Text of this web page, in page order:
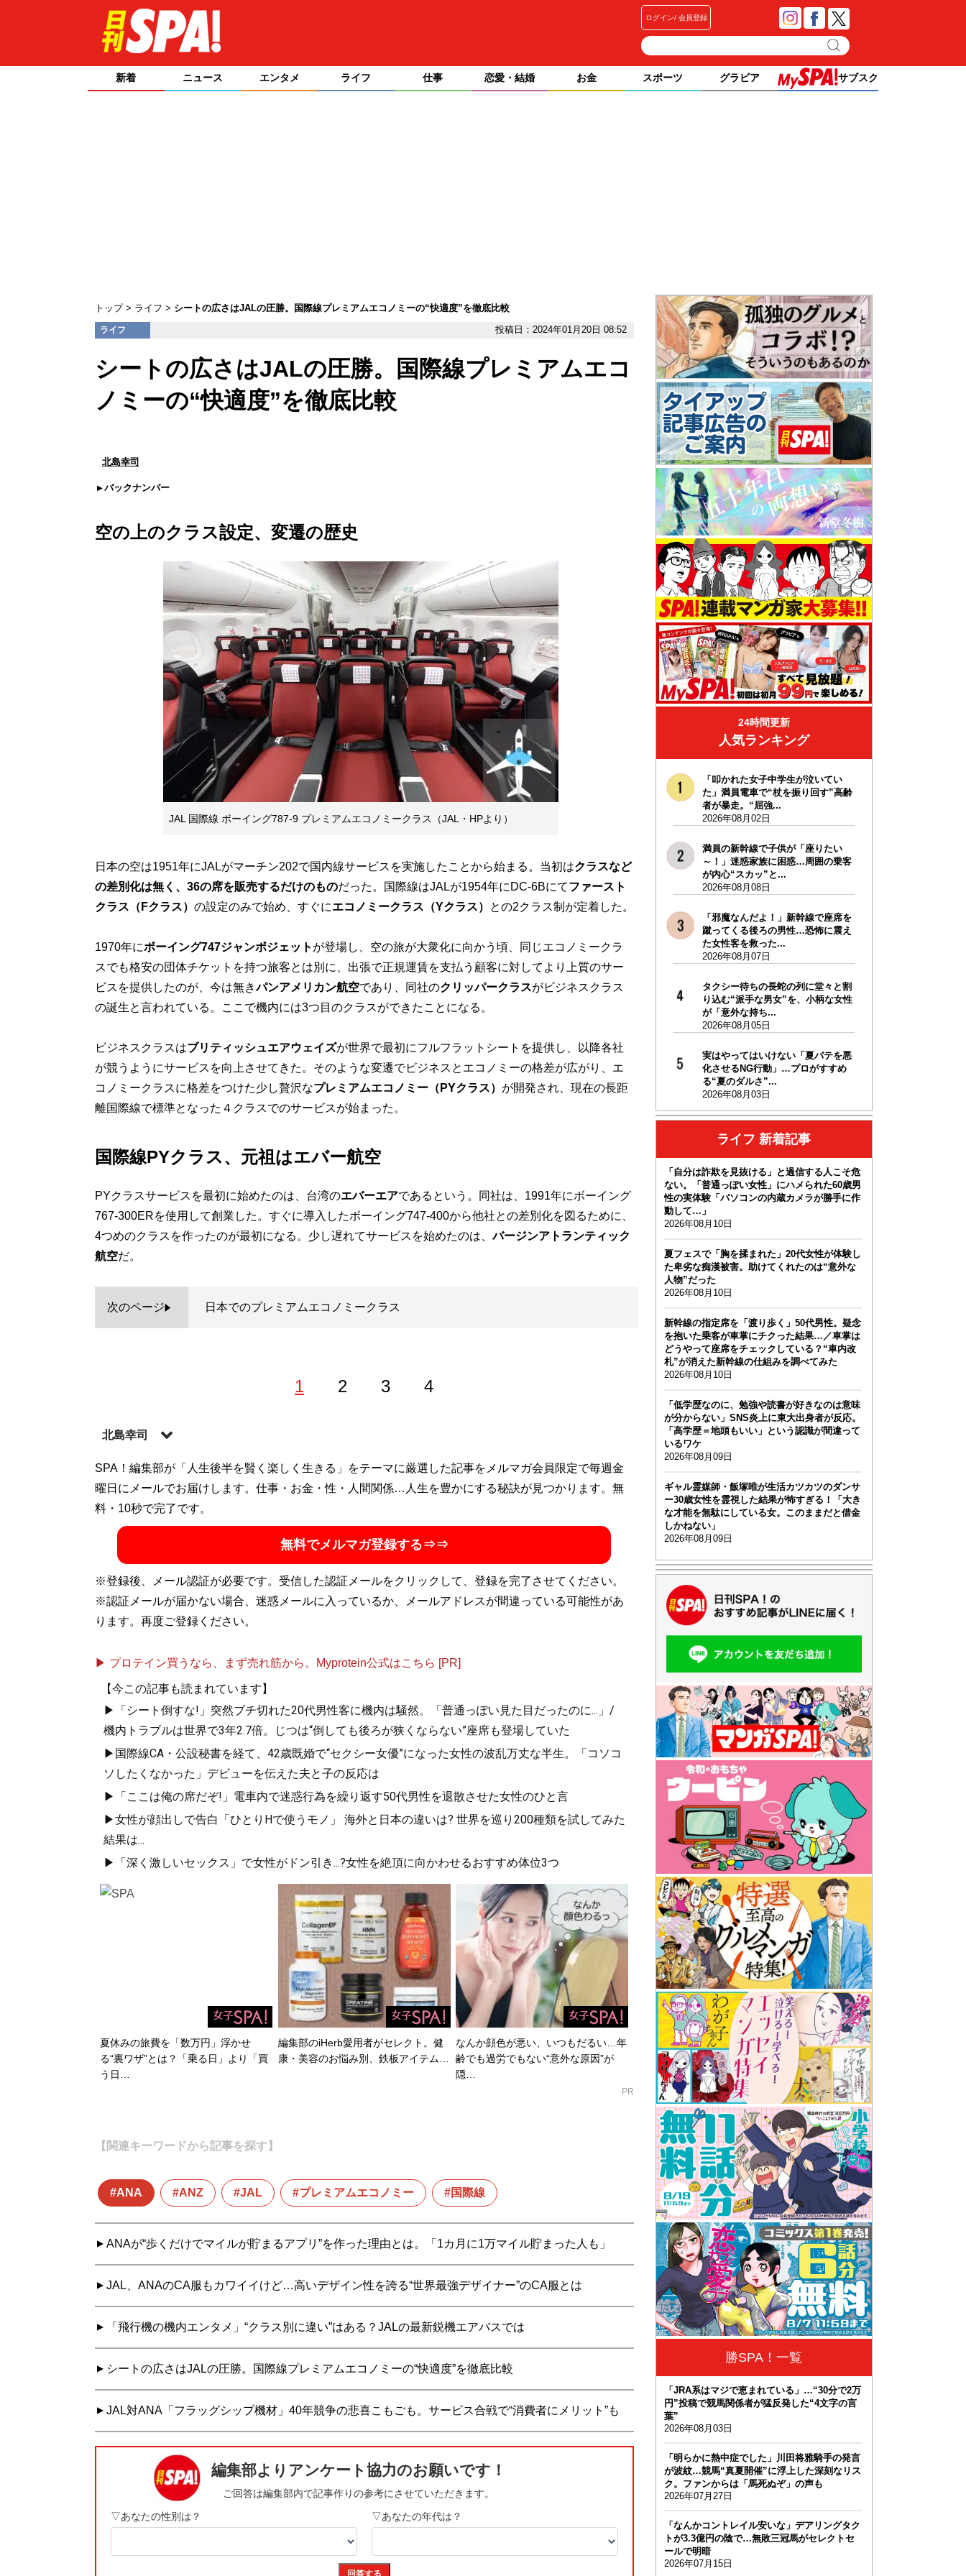
ログイン 会員登録
新着 ニュース エンタメ ライフ 仕事 恋愛・結婚 お金 スポーツ グラビア サブスク
トップ ライフ シートの広さはJALの圧勝。国際線プレミアムエコノミーの“快適度”を徹底比較
ライフ 投稿日：2024年01月20日 08:52
シートの広さはJALの圧勝。国際線プレミアムエコ
ノミーの“快適度”を徹底比較
北島幸司
バックナンバー
空の上のクラス設定、変遷の歴史
JAL 国際線 ボーイング787-9 プレミアムエコノミークラス（JAL・HPより）
日本の空は1951年にJALがマーチン202で国内線サービスを実施したことから始まる。当初はクラスなど
の差別化は無く、36の席を販売するだけのものだった。国際線はJALが1954年にDC-6Bにてファースト
クラス（Fクラス） の設定のみで始め、すぐにエコノミークラス（Yクラス） との2クラス制が定着した。
1970年にボーイング747ジャンボジェット が登場し、空の旅が大衆化に向かう頃、同じエコノミークラ
スでも格安の団体チケットを持つ旅客とは別に、出張で正規運賃を支払う顧客に対してより上質のサー
ビスを提供したのが、今は無きパンアメリカン航空であり、同社のクリッパークラスがビジネスクラス
の誕生と言われている。ここで機内には3つ目のクラスができたことになる。
ビジネスクラスはブリティッシュエアウェイズが世界で最初にフルフラットシートを提供し、以降各社
が競うようにサービスを向上させてきた。そのような変遷でビジネスとエコノミーの格差が広がり、エ
コノミークラスに格差をつけた少し贅沢なプレミアムエコノミー（PYクラス） が開発され、現在の長距
離国際線で標準となった４クラスでのサービスが始まった。
国際線PYクラス、元祖はエバー航空
PYクラスサービスを最初に始めたのは、台湾のエバーエアであるという。同社は、1991年にボーイング
767-300ERを使用して創業した。すぐに導入したボーイング747-400から他社との差別化を図るために、
4つめのクラスを作ったのが最初になる。少し遅れてサービスを始めたのは、バージンアトランティック
航空だ。
次のページ 日本でのプレミアムエコノミークラス
1 2 3 4
北島幸司
航空会社勤務歴を活かし、雑誌やWEBメディアで航空や旅に関する連載コラムを執筆する航空ジャーナ
リスト。YouTube チャンネル「そらオヤジ組」のほか、ブログ「Avian Wing」も更新中。大阪府出身で
航空ジャーナリスト協会に所属する。Facebook
SPA！編集部が「人生後半を賢く楽しく生きる」をテーマに厳選した記事をメルマガ会員限定で毎週金
曜日にメールでお届けします。仕事・お金・性・人間関係…人生を豊かにする秘訣が見つかります。無
料・10秒で完了です。
無料でメルマガ登録する⇒⇒
※登録後、メール認証が必要です。受信した認証メールをクリックして、登録を完了させてください。
※認証メールが届かない場合、迷惑メールに入っているか、メールアドレスが間違っている可能性があ
ります。再度ご登録ください。
▶ プロテイン買うなら、まず売れ筋から。Myprotein公式はこちら [PR]
【今この記事も読まれています】
▶「シート倒すな!」突然ブチ切れた20代男性客に機内は騒然。「普通っぽい見た目だったのに...」/
機内トラブルは世界で3年2.7倍。じつは“倒しても後ろが狭くならない”座席も登場していた
▶国際線CA・公設秘書を経て、42歳既婚で“セクシー女優”になった女性の波乱万丈な半生。「コソコ
ソしたくなかった」デビューを伝えた夫と子の反応は
▶「ここは俺の席だぞ!」電車内で迷惑行為を繰り返す50代男性を退散させた女性のひと言
▶女性が顔出しで告白「ひとりHで使うモノ」 海外と日本の違いは? 世界を巡り200種類を試してみた
結果は...
▶「深く激しいセックス」で女性がドン引き...?女性を絶頂に向かわせるおすすめ体位3つ
夏休みの旅費を「数万円」浮かせ
る“裏ワザ”とは？「乗る日」より「買
う日…
編集部のiHerb愛用者がセレクト。健
康・美容のお悩み別、鉄板アイテム…
なんか顔色が悪い、いつもだるい…年
齢でも過労でもない“意外な原因”が
隠…
PR
【関連キーワードから記事を探す】
ANA ANZ JAL プレミアムエコノミー 国際線
ANAが“歩くだけでマイルが貯まるアプリ”を作った理由とは。「1カ月に1万マイル貯まった人も」
JAL、ANAのCA服もカワイイけど…高いデザイン性を誇る“世界最強デザイナー”のCA服とは
「飛行機の機内エンタメ」“クラス別に違い”はある？JALの最新鋭機エアバスでは
シートの広さはJALの圧勝。国際線プレミアムエコノミーの“快適度”を徹底比較
JAL対ANA「フラッグシップ機材」40年競争の悲喜こもごも。サービス合戦で“消費者にメリット”も
24時間更新
人気ランキング
「叩かれた女子中学生が泣いてい
た」満員電車で“杖を振り回す”高齢
者が暴走。“屈強...
2026年08月02日
満員の新幹線で子供が「座りたい
～！」迷惑家族に困惑…周囲の乗客
が内心“スカッ”と...
2026年08月08日
「邪魔なんだよ！」新幹線で座席を
蹴ってくる後ろの男性…恐怖に震え
た女性客を救った...
2026年08月07日
タクシー待ちの長蛇の列に堂々と割
り込む“派手な男女”を、小柄な女性
が「意外な持ち...
2026年08月05日
実はやってはいけない「夏バテを悪
化させるNG行動」…プロがすすめ
る“夏のダルさ”...
2026年08月03日
ライフ 新着記事
「自分は詐欺を見抜ける」と過信する人こそ危
ない。「普通っぽい女性」にハメられた60歳男
性の実体験「パソコンの内蔵カメラが勝手に作
動して…」
2026年08月10日
夏フェスで「胸を揉まれた」20代女性が体験し
た卑劣な痴漢被害。助けてくれたのは“意外な
人物”だった
2026年08月10日
新幹線の指定席を「渡り歩く」50代男性。疑念
を抱いた乗客が車掌にチクった結果…／車掌は
どうやって座席をチェックしている？“車内改
札”が消えた新幹線の仕組みを調べてみた
2026年08月10日
「低学歴なのに、勉強や読書が好きなのは意味
が分からない」SNS炎上に東大出身者が反応。
「高学歴＝地頭もいい」という認識が間違って
いるワケ
2026年08月09日
ギャル霊媒師・飯塚唯が生活カツカツのダンサ
ー30歳女性を霊視した結果が怖すぎる！「大き
な才能を無駄にしている女。このままだと借金
しかねない」
2026年08月09日
勝SPA！一覧
「JRA系はマジで恵まれている」…“30分で2万
円”投稿で競馬関係者が猛反発した“4文字の言
葉”
2026年08月03日
「明らかに熱中症でした」川田将雅騎手の発言
が波紋…競馬“真夏開催”に浮上した深刻なリス
ク。ファンからは「馬死ぬぞ」の声も
2026年07月27日
「なんかコントレイル安いな」デアリングタク
トが3.3億円の陰で…無敗三冠馬がセレクトセ
ールで明暗
2026年07月15日